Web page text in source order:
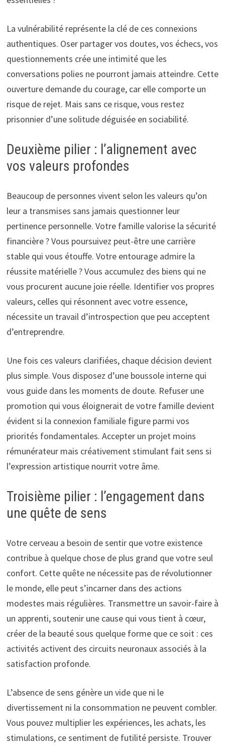
La vulnérabilité représente la clé de ces connexions
authentiques. Oser partager vos doutes, vos échecs, vos
questionnements crée une intimité que les
conversations polies ne pourront jamais atteindre. Cette
ouverture demande du courage, car elle comporte un
risque de rejet. Mais sans ce risque, vous restez
prisonnier d’une solitude déguisée en sociabilité.
Deuxième pilier : l’alignement avec
vos valeurs profondes
Beaucoup de personnes vivent selon les valeurs qu’on
leur a transmises sans jamais questionner leur
pertinence personnelle. Votre famille valorise la sécurité
financière ? Vous poursuivez peut-être une carrière
stable qui vous étouffe. Votre entourage admire la
réussite matérielle ? Vous accumulez des biens qui ne
vous procurent aucune joie réelle. Identifier vos propres
valeurs, celles qui résonnent avec votre essence,
nécessite un travail d’introspection que peu acceptent
d’entreprendre.
Une fois ces valeurs clarifiées, chaque décision devient
plus simple. Vous disposez d’une boussole interne qui
vous guide dans les moments de doute. Refuser une
promotion qui vous éloignerait de votre famille devient
évident si la connexion familiale figure parmi vos
priorités fondamentales. Accepter un projet moins
rémunérateur mais créativement stimulant fait sens si
l’expression artistique nourrit votre âme.
Troisième pilier : l’engagement dans
une quête de sens
Votre cerveau a besoin de sentir que votre existence
contribue à quelque chose de plus grand que votre seul
confort. Cette quête ne nécessite pas de révolutionner
le monde, elle peut s’incarner dans des actions
modestes mais régulières. Transmettre un savoir-faire à
un apprenti, soutenir une cause qui vous tient à cœur,
créer de la beauté sous quelque forme que ce soit : ces
activités activent des circuits neuronaux associés à la
satisfaction profonde.
L’absence de sens génère un vide que ni le
divertissement ni la consommation ne peuvent combler.
Vous pouvez multiplier les expériences, les achats, les
stimulations, ce sentiment de futilité persiste. Trouver